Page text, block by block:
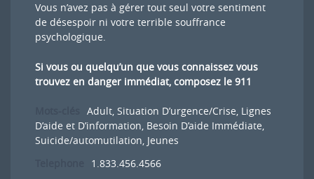
Vous n’avez pas à gérer tout seul votre sentiment
de désespoir ni votre terrible souffrance
psychologique.
Si vous ou quelqu’un que vous connaissez vous
trouvez en danger immédiat, composez le 911
Adult, Situation D’urgence/Crise, Lignes
D’aide et D’information, Besoin D’aide Immédiate,
Suicide/automutilation, Jeunes
1.833.456.4566